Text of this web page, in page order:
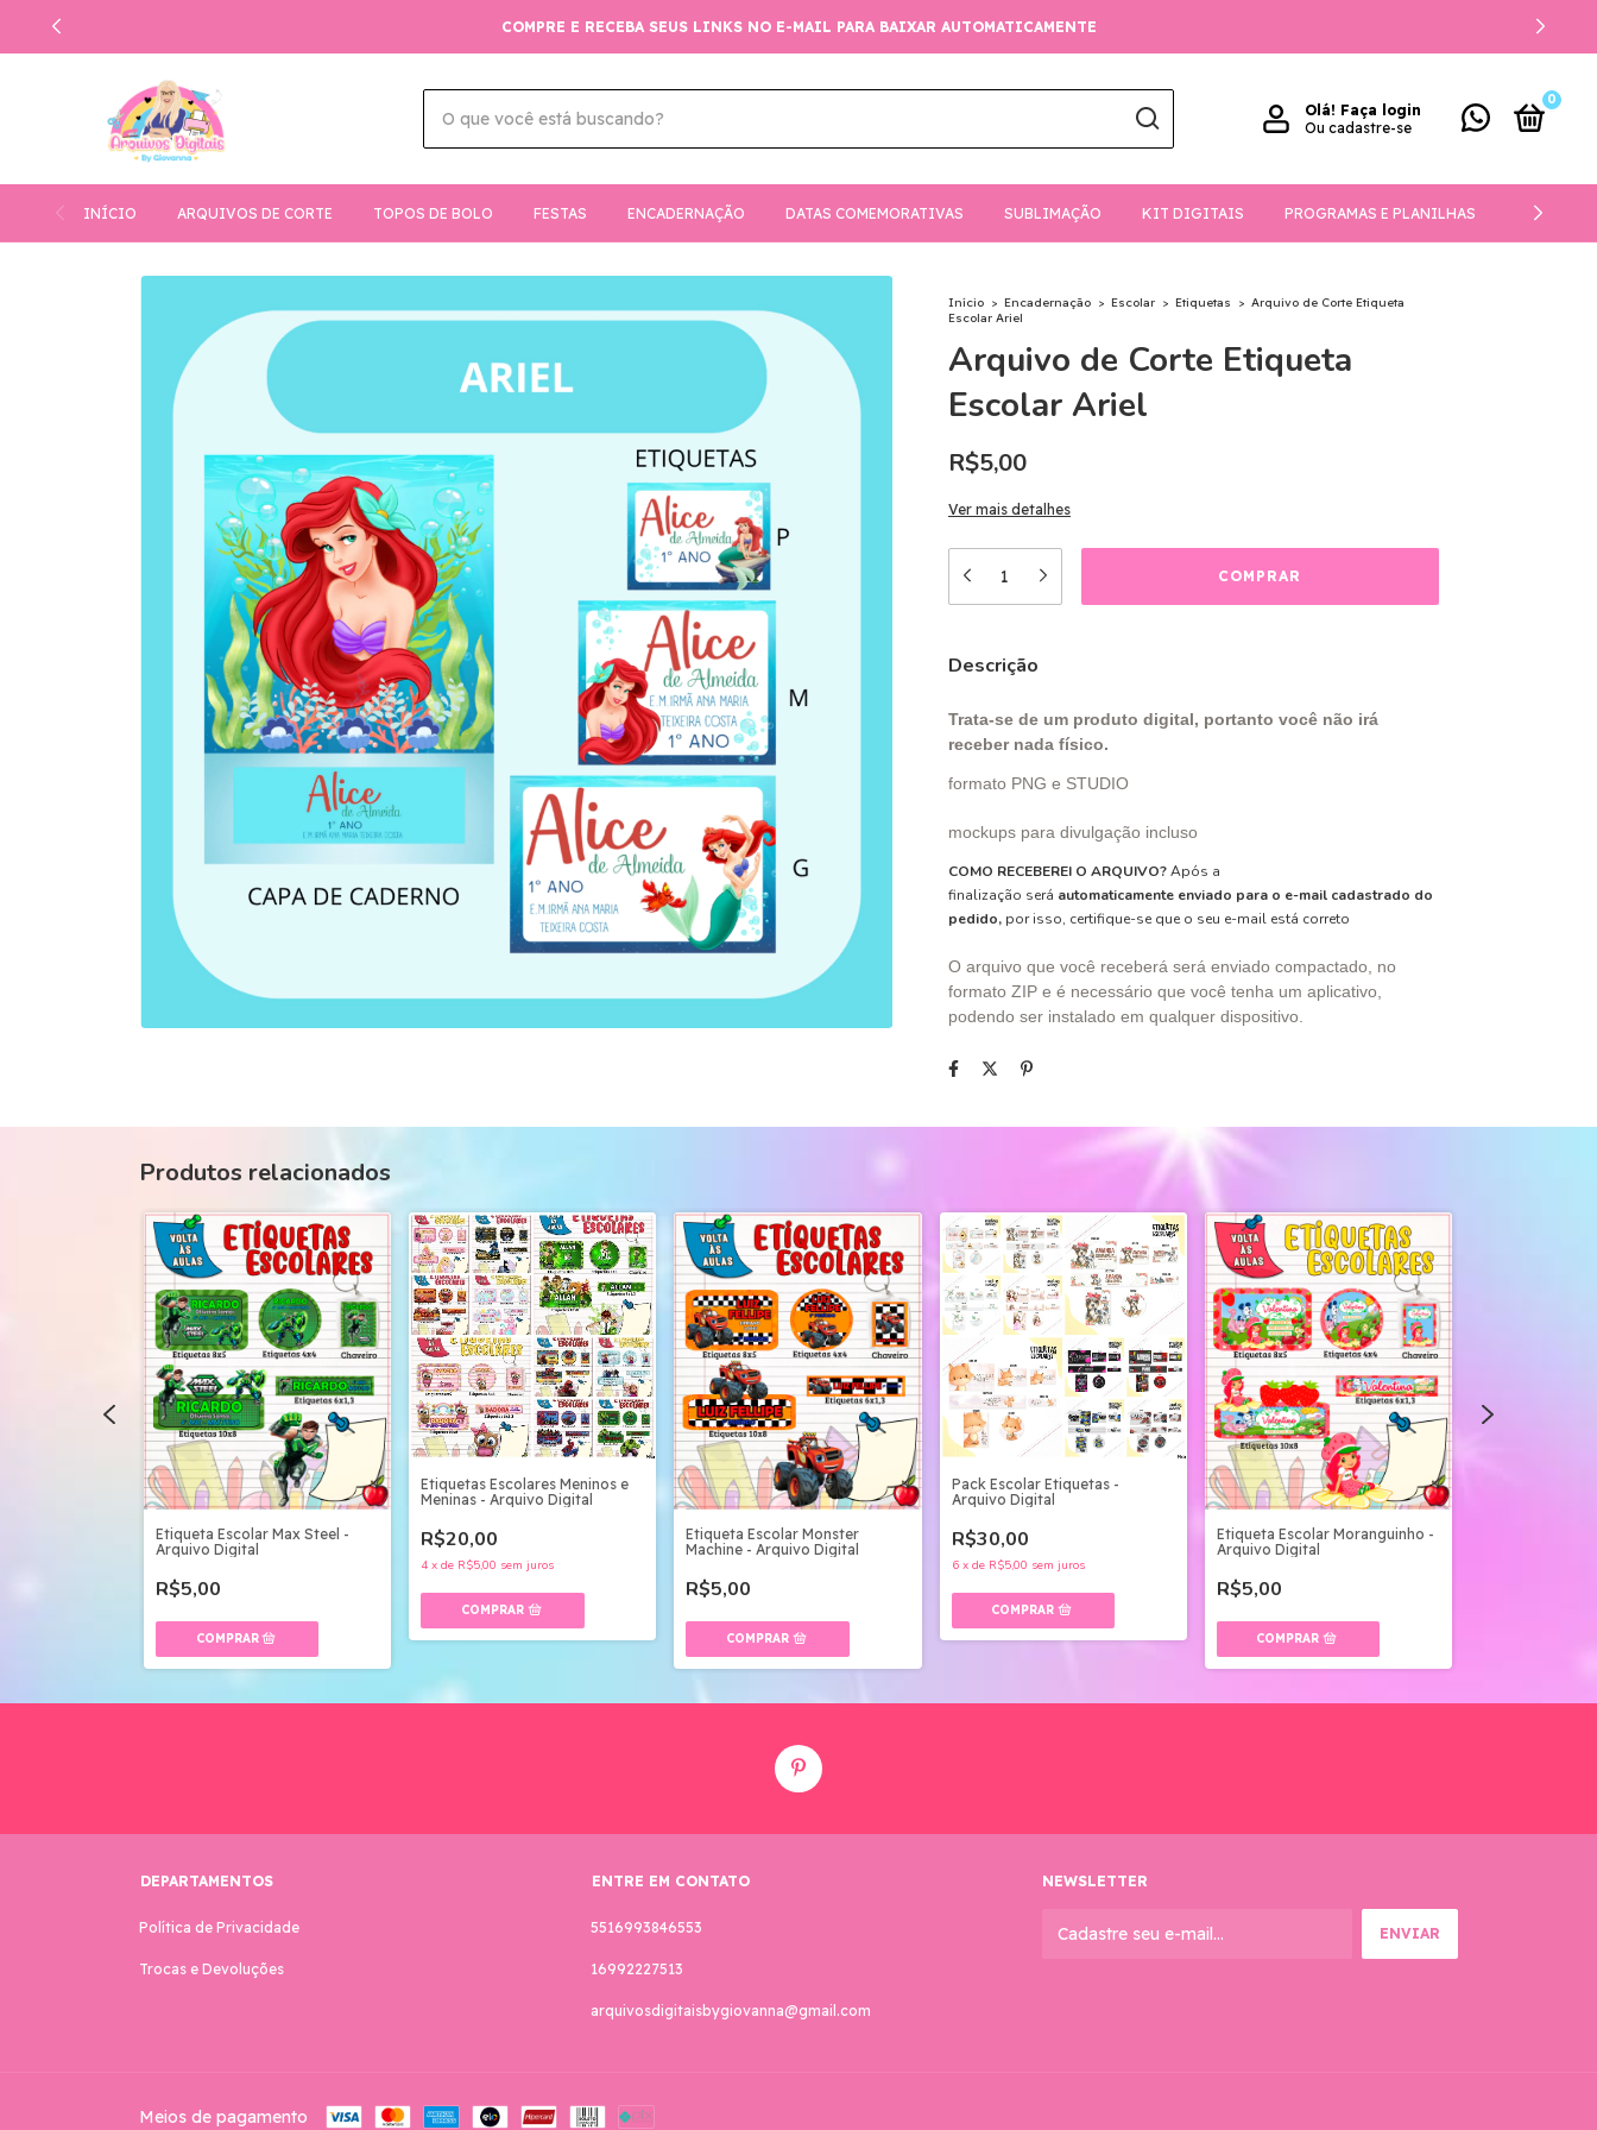
COMPRE E RECEBA SEUS LINKS NO E-MAIL PARA BAIXAR AUTOMATICAMENTE
Olá! Faça login
Ou cadastre-se
0
INÍCIO ARQUIVOS DE CORTE TOPOS DE BOLO FESTAS ENCADERNAÇÃO DATAS COMEMORATIVAS SUBLIMAÇÃO KIT DIGITAIS PROGRAMAS E PLANILHAS
Início > Encadernação > Escolar > Etiquetas > Arquivo de Corte Etiqueta
Escolar Ariel
Arquivo de Corte Etiqueta
Escolar Ariel
R$5,00
Ver mais detalhes
Descrição
Trata-se de um produto digital, portanto você não irá
receber nada físico.
formato PNG e STUDIO
mockups para divulgação incluso
COMO RECEBEREI O ARQUIVO?Após a
finalização será automaticamente enviado para o e-mail cadastrado do
pedido, por isso, certifique-se que o seu e-mail está correto
O arquivo que você receberá será enviado compactado, no
formato ZIP e é necessário que você tenha um aplicativo,
podendo ser instalado em qualquer dispositivo.
Produtos relacionados
Etiqueta Escolar Max Steel -
Arquivo Digital
R$5,00
Etiquetas Escolares Meninos e
Meninas - Arquivo Digital
R$20,00
4 xde R$5,00 sem juros
Etiqueta Escolar Monster
Machine - Arquivo Digital
R$5,00
Pack Escolar Etiquetas -
Arquivo Digital
R$30,00
6 x de R$5,00 sem juros
Etiqueta Escolar Moranguinho -
Arquivo Digital
R$5,00
DEPARTAMENTOS
Política de Privacidade
Trocas e Devoluções
ENTRE EM CONTATO
5516993846553
16992227513
arquivosdigitaisbygiovanna@gmail.com
NEWSLETTER
Meios de pagamento